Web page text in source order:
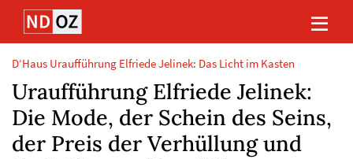
Direkt
Inhalt
(Eingabetaste)
Direkt
Hauptmenu
(Eingabetaste)
Direkt
Suche
(Eingabetaste)
Direkt
Footer
(Eingabetaste)
D‘Haus Uraufführung Elfriede Jelinek: Das Licht im Kasten
Uraufführung Elfriede Jelinek:
Die Mode, der Schein des Seins,
der Preis der Verhüllung und